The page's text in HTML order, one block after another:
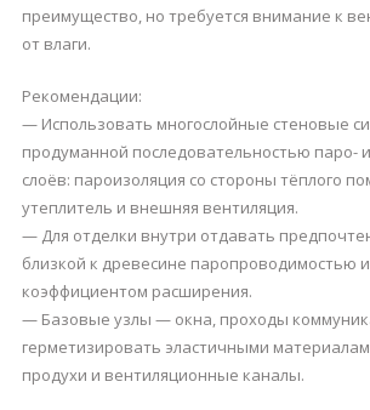
преимущество, но требуется внимание к
от влаги.
Рекомендации:
— Использовать многослойные стеновые
продуманной последовательностью паро-
слоёв: пароизоляция со стороны тёплого
утеплитель и внешняя вентиляция.
— Для отделки внутри отдавать
близкой к древесине паропроводимостью
коэффициентом расширения.
— Базовые узлы — окна, проходы
герметизировать эластичными
продухи и вентиляционные каналы.